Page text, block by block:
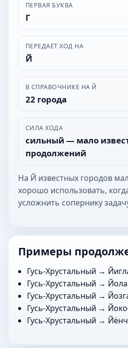
ПЕРВАЯ БУКВА
Г
ПЕРЕДАЁТ ХОД НА
Й
В СПРАВОЧНИКЕ НА Й
22 города
СИЛА ХОДА
сильный — мало
продолжений
На Й известных городов
хорошо использовать,
усложнить сопернику
Примеры
Гусь-Хрустальный →
Гусь-Хрустальный → Йола
Гусь-Хрустальный →
Гусь-Хрустальный →
Гусь-Хрустальный →